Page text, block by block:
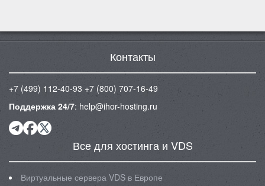
Контакты
+7 (499) 112-40-93 +7 (800) 707-16-49
Поддержка 24/7: help@ihor-hosting.ru
Все для хостинга и VDS
Виртуальные сервера VDS в Европе